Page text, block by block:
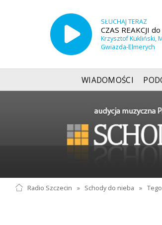
SŁUCHAJ TERAZ
CZAS REAKCJI
Krzysztof Kukliński,
Gwiazda-Elmerych
WIADOMOŚCI
Radio Szczecin » Schody do nieba »